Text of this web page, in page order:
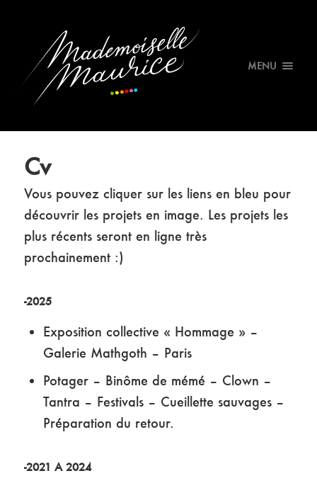
MENU
Cv
Vous pouvez cliquer sur les liens en bleu pour
découvrir les projets en image. Les projets les
plus récents seront en ligne très
prochainement :)
-2025
Exposition collective « Hommage » –
Galerie Mathgoth – Paris
Potager – Binôme de mémé – Clown –
Tantra – Festivals – Cueillette sauvages –
Préparation du retour.
-2021 A 2024